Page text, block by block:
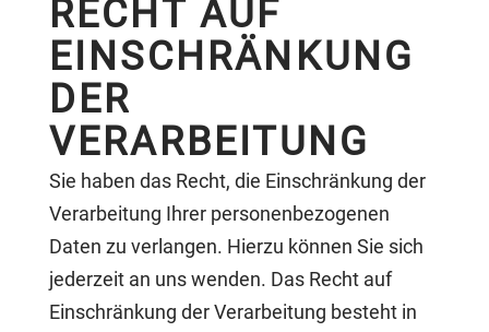
RECHT AUF
EINSCHRÄNKUNG
DER
VERARBEITUNG
Sie haben das Recht, die Einschränkung der
Verarbeitung Ihrer personenbezogenen
Daten zu verlangen. Hierzu können Sie sich
jederzeit an uns wenden. Das Recht auf
Einschränkung der Verarbeitung besteht in